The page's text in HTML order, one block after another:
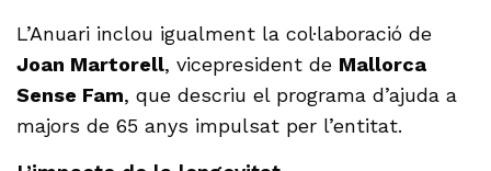
L’Anuari inclou igualment la col·laboració de
Joan Martorell, vicepresident de Mallorca
Sense Fam, que descriu el programa d’ajuda a
majors de 65 anys impulsat per l’entitat.